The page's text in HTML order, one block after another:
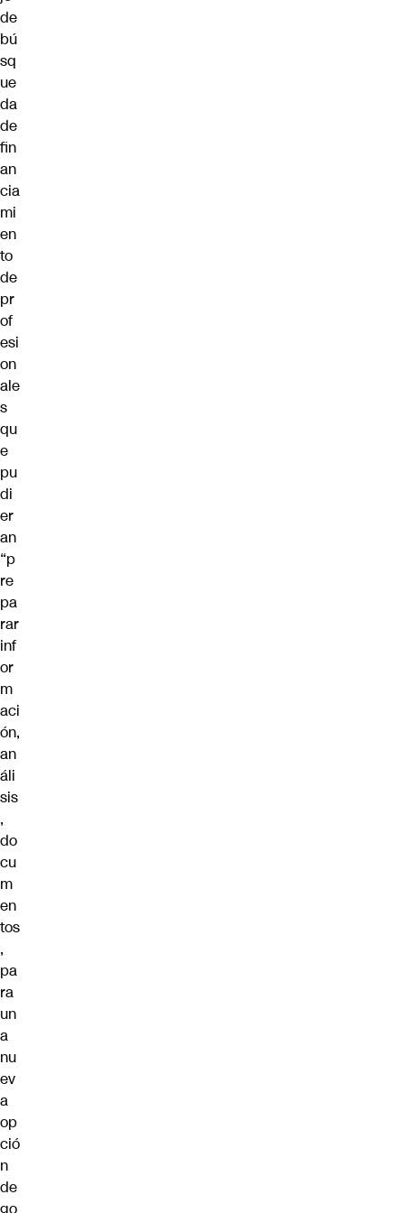
de
bú
sq
ue
da
de
fin
an
cia
mi
en
to
de
pr
of
esi
on
ale
s
qu
e
pu
di
er
an
“p
re
pa
rar
inf
or
m
aci
ón,
an
áli
sis
,
do
cu
m
en
tos
,
pa
ra
un
a
nu
ev
a
op
ció
n
de
go